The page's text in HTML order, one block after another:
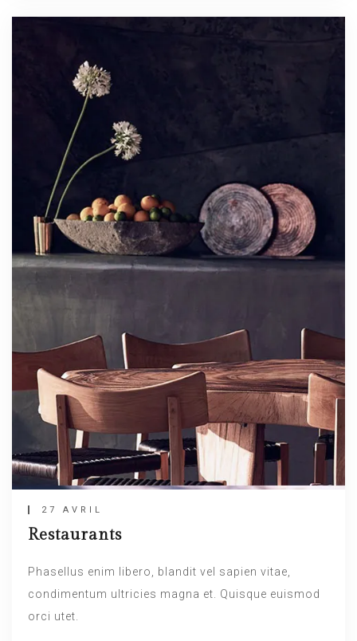
27 AVRIL
Restaurants
Phasellus enim libero, blandit vel sapien vitae,
condimentum ultricies magna et. Quisque euismod
orci utet.